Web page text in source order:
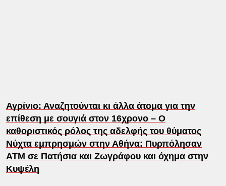
Αγρίνιο: Αναζητούνται κι άλλα άτομα για την
επίθεση με σουγιά στον 16χρονο – Ο
καθοριστικός ρόλος της αδελφής του θύματος
Νύχτα εμπρησμών στην Αθήνα: Πυρπόλησαν
ΑΤΜ σε Πατήσια και Ζωγράφου και όχημα στην
Κυψέλη